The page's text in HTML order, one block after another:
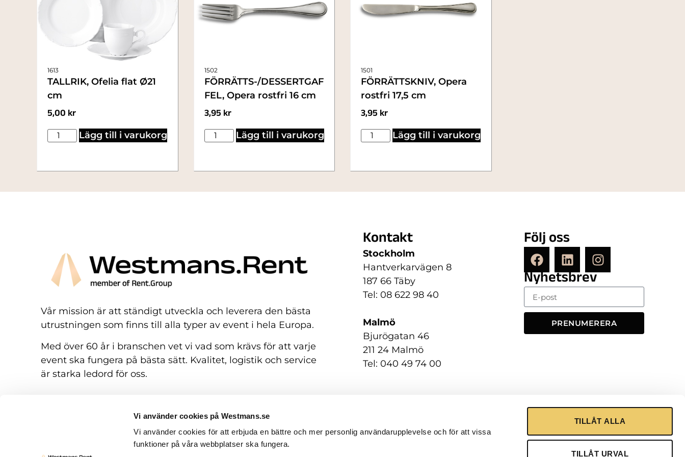
Vi använder cookies på Westmans.se
Vi använder cookies för att erbjuda en bättre och mer personlig användarupplevelse och för att vissa
funktioner på våra webbplatser ska fungera.
TILLÅT ALLA
TILLÅT URVAL
1613
TALLRIK, Ofelia flat Ø21
cm
5,00 kr
Lägg till i varukorg
1502
FÖRRÄTTS-/DESSERTGAF
FEL, Opera rostfri 16 cm
3,95 kr
Lägg till i varukorg
1501
FÖRRÄTTSKNIV, Opera
rostfri 17,5 cm
3,95 kr
Lägg till i varukorg
Vår mission är att ständigt utveckla och leverera den bästa
utrustningen som finns till alla typer av event i hela Europa.
Med över 60 år i branschen vet vi vad som krävs för att varje
event ska fungera på bästa sätt. Kvalitet, logistik och service
är starka ledord för oss.
Kontakt
Stockholm
Hantverkarvägen 8
187 66 Täby
Tel: 08 622 98 40
Malmö
Bjurögatan 46
211 24 Malmö
Tel: 040 49 74 00
Följ oss
Nyhetsbrev
PRENUMERERA